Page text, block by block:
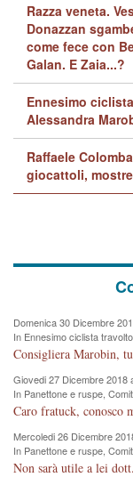
Razza veneta.
Donazzan
come fece con
Galan. E Zaia...?
Ennesimo
Alessandra
Raffaele
giocattoli,
Domenica 30 Dicembre
In Ennesimo ciclista
Comune si svegli"
Giovedi 27 Dicembre 2018
In Panettone e ruspe,
cronoprogramma"
Mercoledi 26 Dicembre
In Panettone e ruspe,
cronoprogramma"